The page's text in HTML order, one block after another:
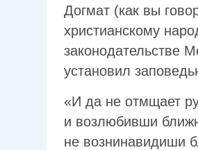
Догмат (как вы
христианскому
законодательстве
установил
«И да не отмщает
и возлюбивши
не вознинавидиши